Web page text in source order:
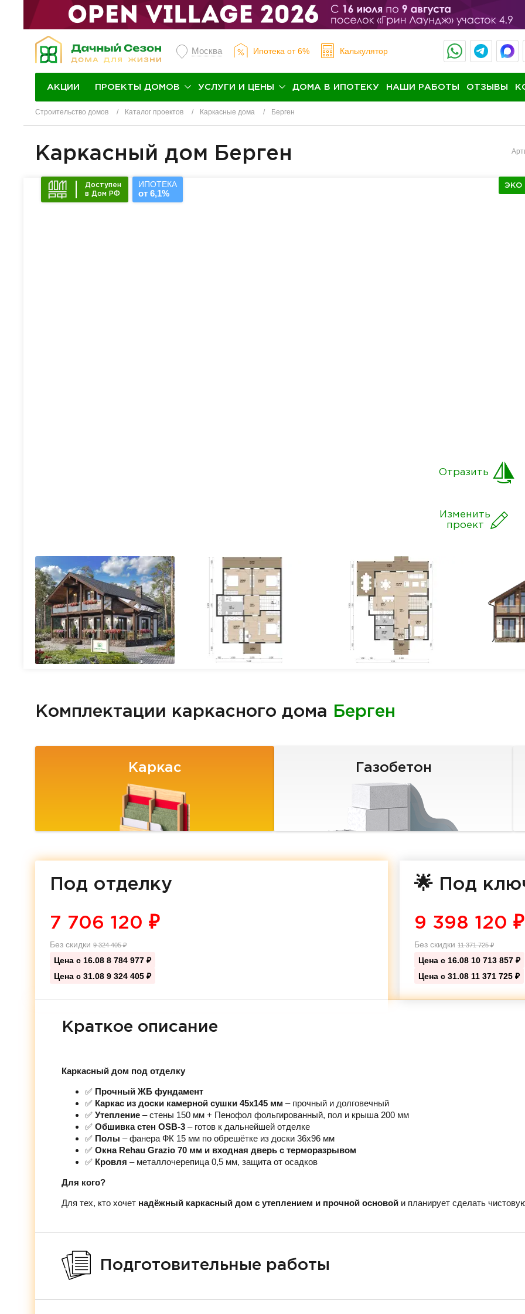
Москва Ипотека от 6% Калькулятор
АКЦИИ ПРОЕКТЫ ДОМОВ УСЛУГИ И ЦЕНЫ ДОМА В ИПОТЕКУ НАШИ РАБОТЫ ОТЗЫВЫ
Строительство домов Каталог проектов Каркасные дома Берген
Каркасный дом Берген
Доступен
в Дом РФ
ИПОТЕКА
от 6,1%
ЭКО
Изменить
проект
Отразить
Комплектации каркасного дома Берген
Каркас Газобетон
Под отделку
7 706 120 ₽
Без скидки 9 324 405₽
Цена с 16.08 8 784 977 ₽
Цена с 31.08 9 324 405 ₽
🌟 Под
9 398 120 ₽
Без скидки 11 371 725₽
Цена с 16.08 10 713 857 ₽
Цена с 31.08 11 371 725 ₽
Краткое описание
Каркасный дом под отделку
✅ Прочный ЖБ фундамент
✅ Каркас из доски камерной сушки 45х145 мм – прочный и долговечный
✅ Утепление – стены 150 мм + Пенофол фольгированный, пол и крыша 200 мм
✅ Обшивка стен OSB-3 – готов к дальнейшей отделке
✅ Полы – фанера ФК 15 мм по обрешётке из доски 36х96 мм
✅ Окна Rehau Grazio 70 мм и входная дверь с терморазрывом
✅ Кровля – металлочерепица 0,5 мм, защита от осадков
Для кого?
Для тех, кто хочет надёжный каркасный дом с утеплением и прочной основой и планирует сделать
Подготовительные работы